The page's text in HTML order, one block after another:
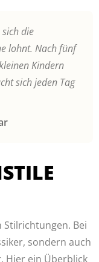
die
lohnt. Nach fünf
Kindern
sich jeden Tag
Stilrichtungen. Bei
sondern auch
Hier ein Überblick